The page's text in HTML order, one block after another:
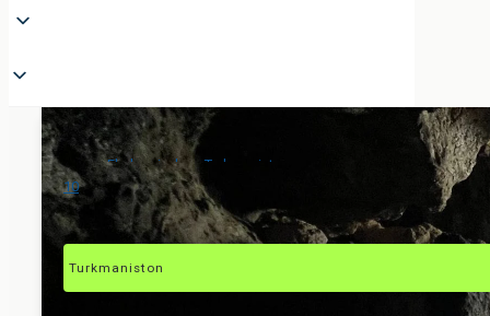
Ekskursiyalar> Turkmaniston
Turkmaniston: Marvdan Ashxobodgacha
10
Turkmaniston